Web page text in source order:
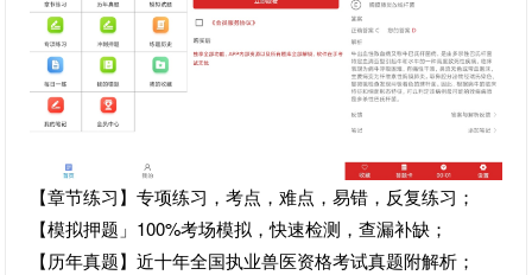
【章节练习】专项练习，考点，难点，易错，反复练习；
【模拟押题」100%考场模拟，快速检测，查漏补缺；
【历年真题】近十年全国执业兽医资格考试真题附解析；